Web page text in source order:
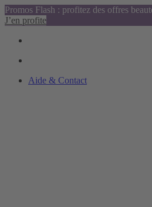
Promos Flash : profitez des offres
J’en profite
Aide & Contact